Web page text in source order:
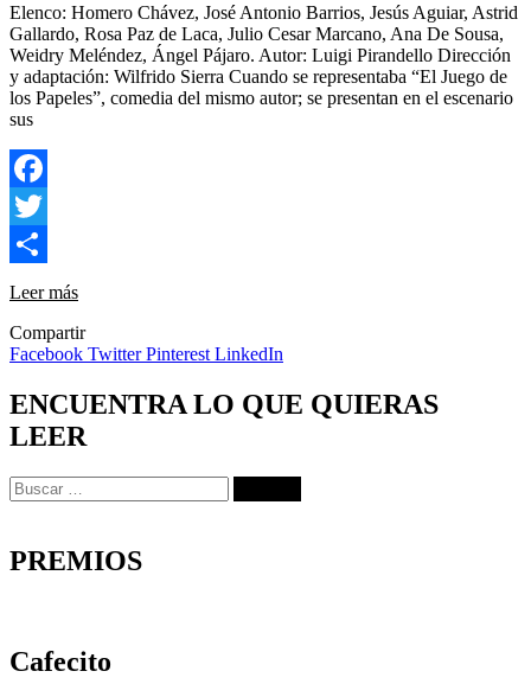
Elenco: Homero Chávez, José Antonio Barrios, Jesús Aguiar, Astrid
Gallardo, Rosa Paz de Laca, Julio Cesar Marcano, Ana De Sousa,
Weidry Meléndez, Ángel Pájaro. Autor: Luigi Pirandello Dirección
y adaptación: Wilfrido Sierra Cuando se representaba “El Juego de
los Papeles”, comedia del mismo autor; se presentan en el escenario
sus
Facebook
Twitter
Compartir
Leer más
Compartir
Facebook TwitterPinterest LinkedIn
ENCUENTRA LO QUE QUIERAS
LEER
Buscar:
PREMIOS
Cafecito